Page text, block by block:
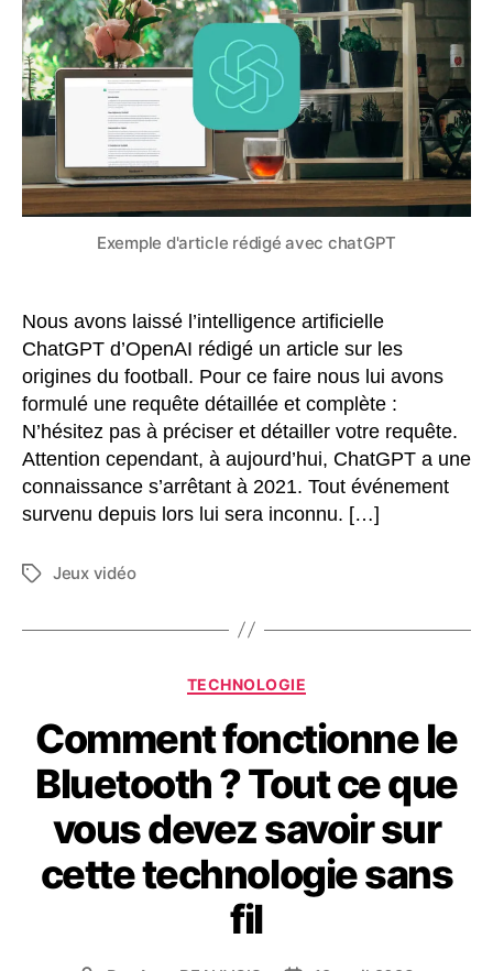
d’article
rédigé
par
ChatGPT
Exemple d'article rédigé avec chatGPT
Nous avons laissé l’intelligence artificielle
ChatGPT d’OpenAI rédigé un article sur les
origines du football. Pour ce faire nous lui avons
formulé une requête détaillée et complète :
N’hésitez pas à préciser et détailler votre requête.
Attention cependant, à aujourd’hui, ChatGPT a une
connaissance s’arrêtant à 2021. Tout événement
survenu depuis lors lui sera inconnu. […]
Étiquettes
Jeux vidéo
Catégories
TECHNOLOGIE
Comment fonctionne le
Bluetooth ? Tout ce que
vous devez savoir sur
cette technologie sans
fil